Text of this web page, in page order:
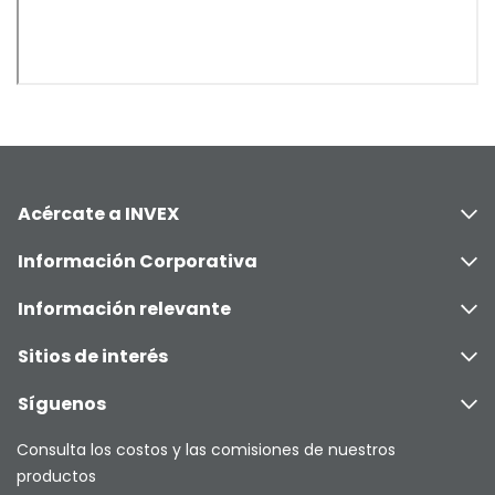
Acércate a INVEX
Información Corporativa
Información relevante
Sitios de interés
Síguenos
Consulta los costos y las comisiones de nuestros
productos